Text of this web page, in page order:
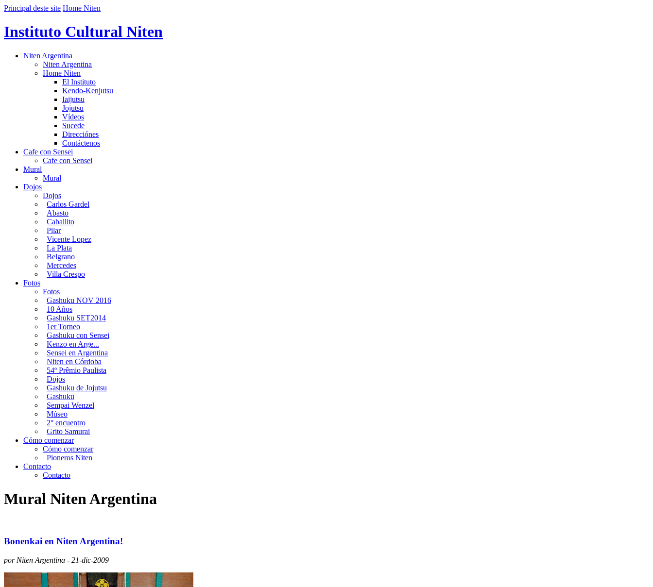
Principal deste site Home Niten
Instituto Cultural Niten
Niten Argentina
Niten Argentina
Home Niten
El Instituto
Kendo-Kenjutsu
Iaijutsu
Jojutsu
Vídeos
Sucede
Direcciónes
Contáctenos
Cafe con Sensei
Cafe con Sensei
Mural
Mural
Dojos
Dojos
Carlos Gardel
Abasto
Caballito
Pilar
Vicente Lopez
La Plata
Belgrano
Mercedes
Villa Crespo
Fotos
Fotos
Gashuku NOV 2016
10 Años
Gashuku SET2014
1er Torneo
Gashuku con Sensei
Kenzo en Arge...
Sensei en Argentina
Niten en Córdoba
54º Prêmio Paulista
Dojos
Gashuku de Jojutsu
Gashuku
Sempai Wenzel
Múseo
2° encuentro
Grito Samurai
Cómo comenzar
Cómo comenzar
Pioneros Niten
Contacto
Contacto
Mural Niten Argentina
Bonenkai en Niten Argentina!
por Niten Argentina - 21-dic-2009